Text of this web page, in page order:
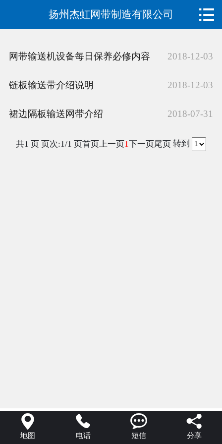
 首页
新闻资讯
厂房设备
常见问题
扬州杰虹网带制造有限公司 
网带输送机设备每日保养必修内容 2018-12-03
链板输送带介绍说明 2018-12-03
裙边隔板输送网带介绍 2018-07-31
共1 页 页次:1/1 页首页 上一页1下一页尾页 转到

地图

电话

短信

分享